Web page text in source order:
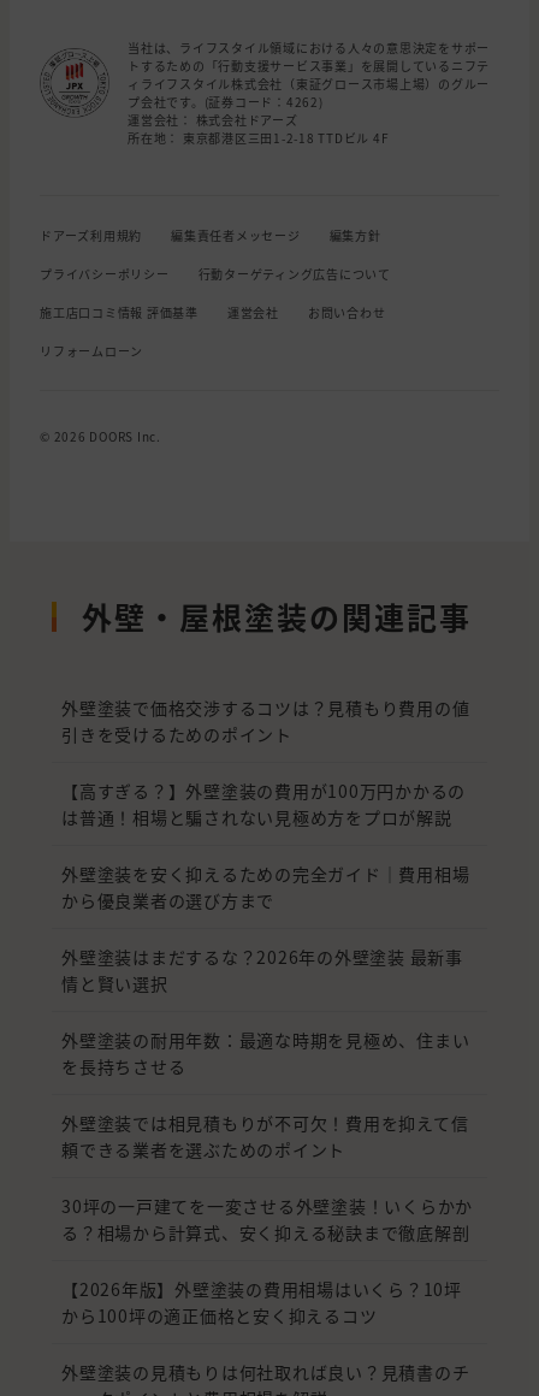
当社は、ライフスタイル領域における人々の意思決定をサポー
トするための「行動支援サービス事業」を展開しているニフテ
ィライフスタイル株式会社（東証グロース市場上場）のグルー
プ会社です。(証券コード：4262)
運営会社： 株式会社ドアーズ
所在地： 東京都港区三田1-2-18 TTDビル 4F
ドアーズ利用規約 編集責任者メッセージ 編集方針
プライバシーポリシー 行動ターゲティング広告について
施工店口コミ情報 評価基準 運営会社 お問い合わせ
リフォームローン
© 2026 DOORS Inc.
外壁・屋根塗装の関連記事
外壁塗装で価格交渉するコツは？見積もり費用の値
引きを受けるためのポイント
【高すぎる？】外壁塗装の費用が100万円かかるの
は普通！相場と騙されない見極め方をプロが解説
外壁塗装を安く抑えるための完全ガイド｜費用相場
から優良業者の選び方まで
外壁塗装はまだするな？2026年の外壁塗装 最新事
情と賢い選択
外壁塗装の耐用年数：最適な時期を見極め、住まい
を長持ちさせる
外壁塗装では相見積もりが不可欠！費用を抑えて信
頼できる業者を選ぶためのポイント
30坪の一戸建てを一変させる外壁塗装！いくらかか
る？相場から計算式、安く抑える秘訣まで徹底解剖
【2026年版】外壁塗装の費用相場はいくら？10坪
から100坪の適正価格と安く抑えるコツ
外壁塗装の見積もりは何社取れば良い？見積書のチ